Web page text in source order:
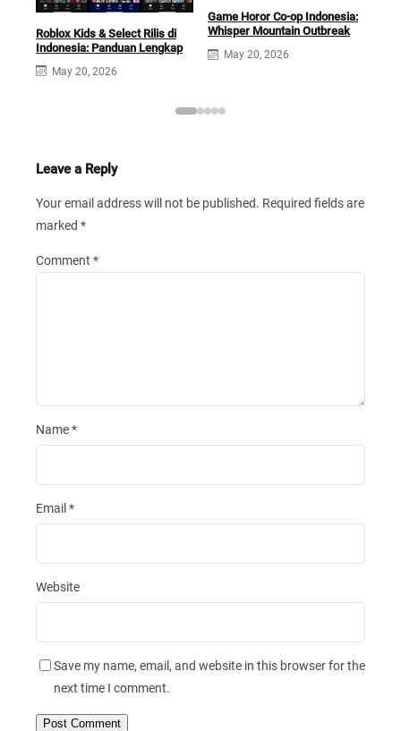
Roblox Kids & Select Rilis di
Indonesia: Panduan Lengkap
May 20, 2026
Game Horor Co-op Indonesia:
Whisper Mountain Outbreak
May 20, 2026
Leave a Reply
Your email address will not be published. Required fields are
marked *
Comment *
Name*
Email *
Website
Save my name, email, and website in this browser for the
next time I comment.